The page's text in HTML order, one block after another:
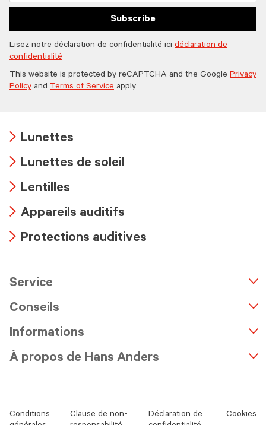
Subscribe
Lisez notre déclaration de confidentialité ici déclaration de
confidentialité
This website is protected by reCAPTCHA and the Google Privacy
Policy and Terms of Service apply
icon
Lunettes
icon
Lunettes de soleil
icon
Lentilles
icon
Appareils auditifs
Protections auditives
Service
Conseils
Informations
À propos de Hans Anders
Conditions
Clause de non-
Déclaration de
Cookies